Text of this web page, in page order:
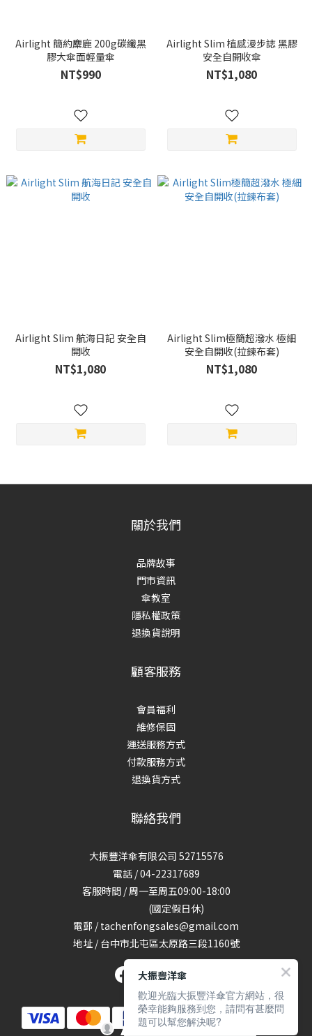
Airlight 簡約麋鹿 200g碳纖黑
膠大傘面輕量傘
NT$990
Airlight Slim 植感漫步誌 黑膠
安全自開收傘
NT$1,080
Airlight Slim 航海日記 安全自
開收
NT$1,080
Airlight Slim極簡超潑水 極細
安全自開收(拉鍊布套)
NT$1,080
關於我們
品牌故事
門市資訊
傘教室
隱私權政策
退換貨說明
顧客服務
會員福利
維修保固
運送服務方式
付款服務方式
退換貨方式
聯絡我們
大振豐洋傘有限公司 52715576
電話 / 04-22317689
客服時間 / 周一至周五09:00-18:00
(國定假日休)
電郵 / tachenfongsales@gmail.com
地址 / 台中市北屯區太原路三段1160號
大振豐洋傘
歡迎光臨大振豐洋傘官方網站，很
榮幸能夠服務到您，請問有甚麼問
題可以幫您解決呢?